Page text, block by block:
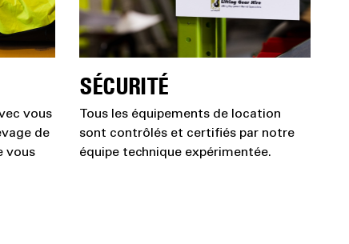
vous
de
vous
SÉCURITÉ
Tous les équipements de location
sont contrôlés et certifiés par notre
équipe technique expérimentée.